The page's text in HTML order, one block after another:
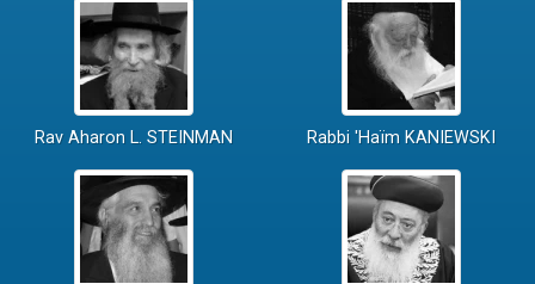
Rav Aharon L. STEINMAN Rabbi 'Haïm KANIEWSKI